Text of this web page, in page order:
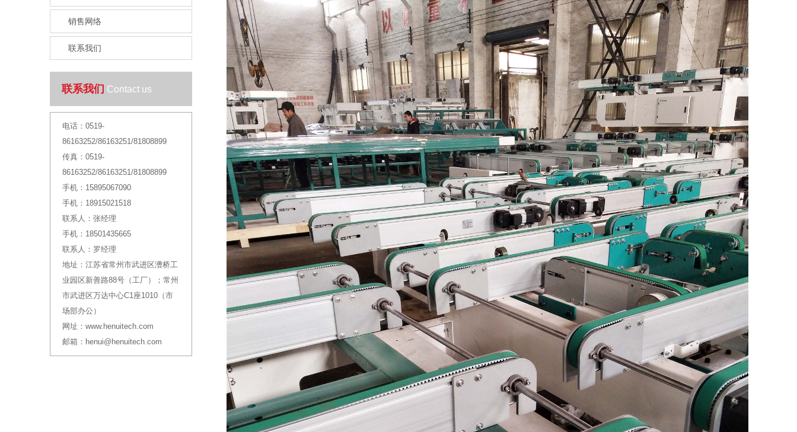
销售网络
联系我们
联系我们 Contact us
电话： 0519-
86163252/86163251/81808899
传真： 0519-
86163252/86163251/81808899
手机： 15895067090
手机： 18915021518
联系人： 张经理
手机： 18501435665
联系人： 罗经理
地址： 江苏省常州市武进区漕桥工
业园区新善路88号（工厂）；常州
市武进区万达中心C1座1010（市
场部办公）
网址： www.henuitech.com
邮箱： henui@henuitech.com